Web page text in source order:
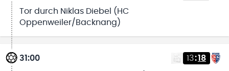
Tor durch Niklas Diebel (HC
Oppenweiler/Backnang)
31:00 13:18